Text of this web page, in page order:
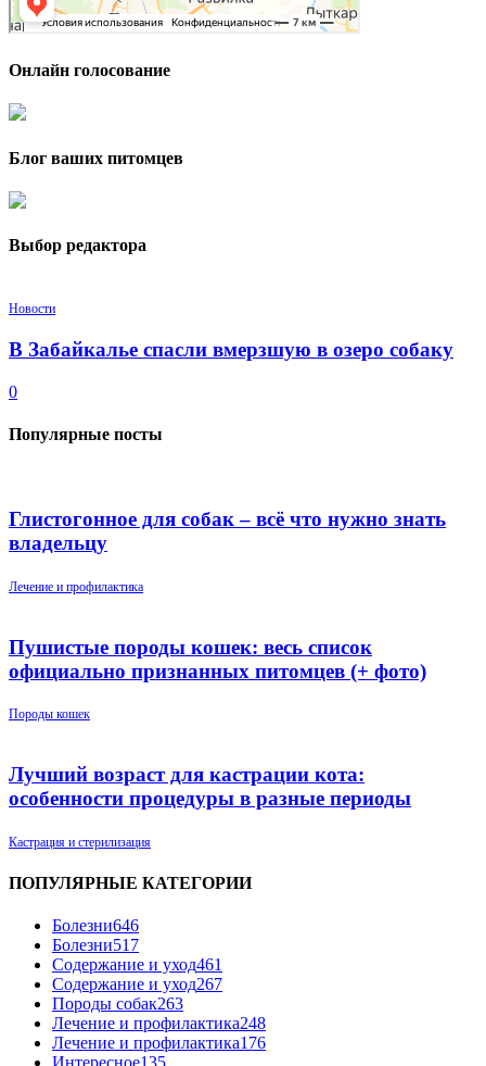
Онлайн голосование
Блог ваших питомцев
Выбор редактора
Новости
В Забайкалье спасли вмерзшую в озеро собаку
0
Популярные посты
Глистогонное для собак – всё что нужно знать
владельцу
Лечение и профилактика
Пушистые породы кошек: весь список
официально признанных питомцев (+ фото)
Породы кошек
Лучший возраст для кастрации кота:
особенности процедуры в разные периоды
Кастрация и стерилизация
ПОПУЛЯРНЫЕ КАТЕГОРИИ
Болезни646
Болезни517
Содержание и уход461
Содержание и уход267
Породы собак263
Лечение и профилактика248
Лечение и профилактика176